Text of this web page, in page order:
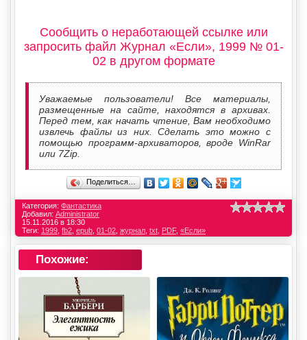
Сообщить о неработающей ссылке или
запросить файл Журнал «Если», 1999 № 01-
02 в другом формате
Уважаемые пользователи! Все материалы,
размещенные на сайте, находятся в архивах.
Перед тем, как начать чтение, Вам необходимо
извлечь файлы из них. Сделать это можно с
помощью программ-архиваторов, вроде WinRar
или 7Zip.
Поделиться…
Категория: Фантастика
Добавил: Administrator
15.11.2016 в 18:30
Теги: 1999 fb2 epub 01-02 журнал txt PDF, «Если»
Похожие: